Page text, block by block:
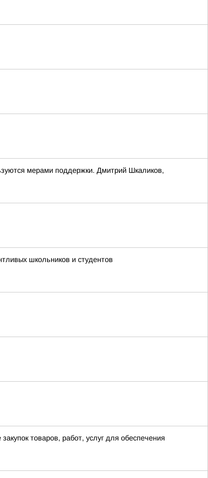
мерами поддержки. Дмитрий Шкаликов,
школьников и студентов
товаров, работ, услуг для обеспечения